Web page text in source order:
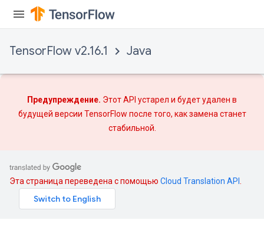
TensorFlow v2.16.1 Java
Предупреждение. Этот API устарел и будет удален в
будущей версии TensorFlow после того, какзамена станет
стабильной.
Эта страница переведена с помощью Cloud Translation API